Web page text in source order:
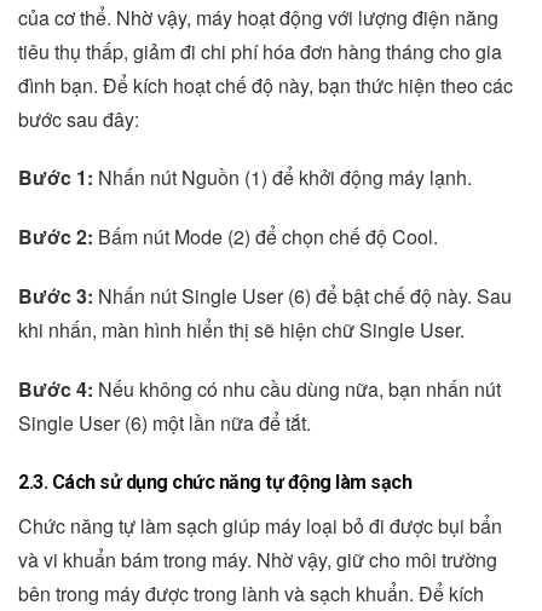
của cơ thể. Nhờ vậy, máy hoạt động với lượng điện năng
tiêu thụ thấp, giảm đi chi phí hóa đơn hàng tháng cho gia
đình bạn. Để kích hoạt chế độ này, bạn thức hiện theo các
bước sau đây:
Bước 1: Nhấn nút Nguồn (1) để khởi động máy lạnh.
Bước 2: Bấm nút Mode (2) để chọn chế độ Cool.
Bước 3: Nhấn nút Single User (6) để bật chế độ này. Sau
khi nhấn, màn hình hiển thị sẽ hiện chữ Single User.
Bước 4: Nếu không có nhu cầu dùng nữa, bạn nhấn nút
Single User (6) một lần nữa để tắt.
2.3. Cách sử dụng chức năng tự động làm sạch
Chức năng tự làm sạch giúp máy loại bỏ đi được bụi bẩn
và vi khuẩn bám trong máy. Nhờ vậy, giữ cho môi trường
bên trong máy được trong lành và sạch khuẩn. Để kích